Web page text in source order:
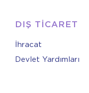
DIŞ TİCARET
İhracat
Devlet Yardımları